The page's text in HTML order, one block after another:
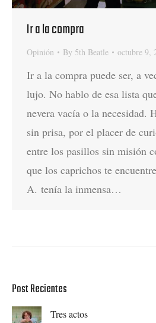
Ir a la compra
Opinión By 5th Beatle octubre 9,
Ir a la compra puede ser, a
lujo. No hablo de esa lista
nevera vacía o la necesidad.
sin prisa, por el placer de
entre los pasillos sin misión
que los caprichos te
A. tenía la inmensa…
Post Recientes
Tres actos